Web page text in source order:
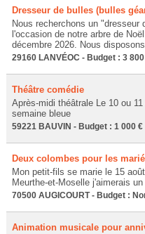
Dresseur de bulles (bulles
Nous recherchons un "dresseur
l'occasion de notre arbre de
décembre 2026. Nous
29160 LANVÉOC - Budget : 3
Théâtre comédie
Après-midi théâtrale Le 10 ou
semaine bleue
59221 BAUVIN - Budget : 1 000
Deux colombes pour les
Mon petit-fils se marie le 15
Meurthe-et-Moselle j'aimerais
70500 AUGICOURT - Budget :
Animation musicale pour